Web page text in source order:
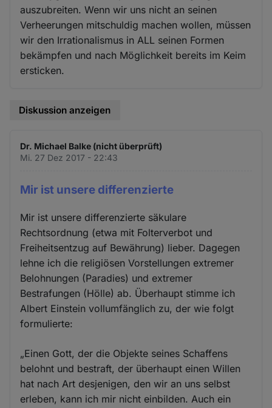
auszubreiten. Wenn wir uns nicht an seinen
Verheerungen mitschuldig machen wollen, müssen
wir den Irrationalismus in ALL seinen Formen
bekämpfen und nach Möglichkeit bereits im Keim
ersticken.
Diskussion anzeigen
Dr. Michael Balke (nicht überprüft)
Mi. 27 Dez 2017 - 22:43
Mir ist unsere differenzierte
Mir ist unsere differenzierte säkulare
Rechtsordnung (etwa mit Folterverbot und
Freiheitsentzug auf Bewährung) lieber. Dagegen
lehne ich die religiösen Vorstellungen extremer
Belohnungen (Paradies) und extremer
Bestrafungen (Hölle) ab. Überhaupt stimme ich
Albert Einstein vollumfänglich zu, der wie folgt
formulierte:
„Einen Gott, der die Objekte seines Schaffens
belohnt und bestraft, der überhaupt einen Willen
hat nach Art desjenigen, den wir an uns selbst
erleben, kann ich mir nicht einbilden. Auch ein